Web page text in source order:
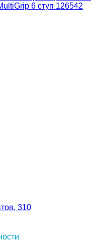
6 ступ 126542
310